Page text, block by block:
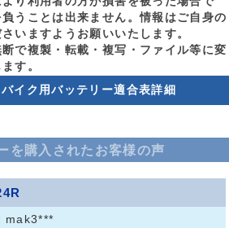
うことは出来ません。情報はご自身の
いますようお願いいたします。
で複製・転載・複写・ファイル等に変
す。
イク用バッテリー適合表詳細
を購入されたお客様の声